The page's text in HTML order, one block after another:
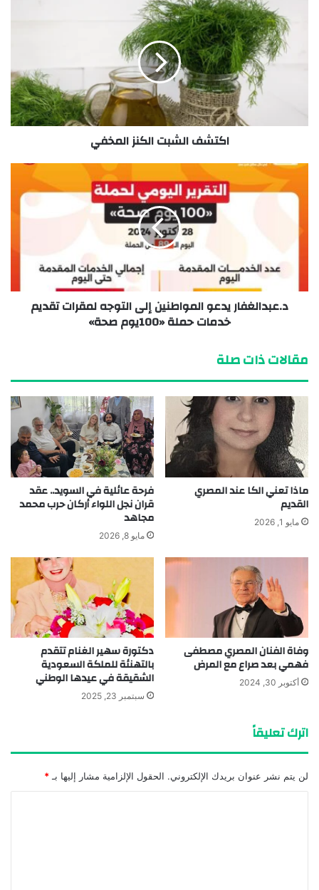
اكتشف الشبت الكنز المخفي
د.عبدالغفار يدعو المواطنين إلى التوجه لمقرات تقديم
خدمات حملة «100يوم صحة»
مقالات ذات صلة
ماذا تعني الكا عند المصري
القديم
مايو 1, 2026
فرحة عائلية في السويد.. عقد
قران نجل اللواء أركان حرب محمد
مجاهد
مايو 8, 2026
وفاة الفنان المصري مصطفى
فهمي بعد صراع مع المرض
أكتوبر 30, 2024
دكتورة سهير الغنام تتقدم
بالتهنئة للملكة السعودية
الشقيقة في عيدها الوطني
سبتمبر 23, 2025
اترك تعليقاً
لن يتم نشر عنوان بريدك الإلكتروني. الحقول الإلزامية مشار إليها بـ *